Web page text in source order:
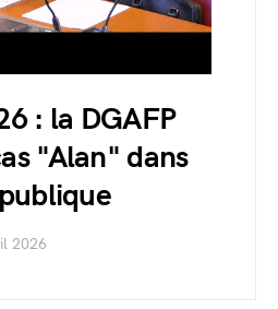
: la DGAFP
"Alan" dans
2026